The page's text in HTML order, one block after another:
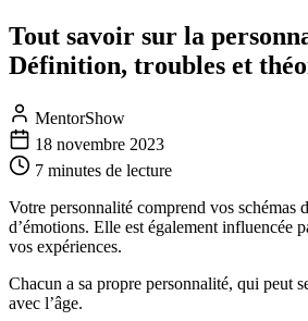
Tout savoir sur la
Définition, troubles et
MentorShow
18 novembre 2023
7 minutes de lecture
Votre personnalité comprend vos schémas
d’émotions. Elle est également influencée
vos expériences.
Chacun a sa propre personnalité, qui peut
avec l’âge.